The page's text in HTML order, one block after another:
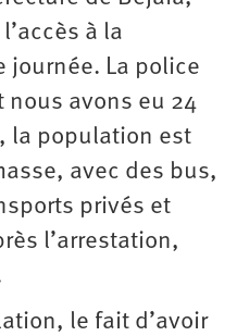
à la
journée. La police
nous avons eu 24
la population est
avec des bus,
privés et
l’arrestation,
le fait d’avoir